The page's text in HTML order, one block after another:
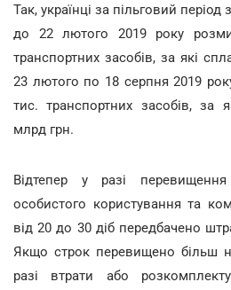
Так, українці за пільговий
до 22 лютого 2019 року
транспортних засобів, за які
23 лютого по 18 серпня 2019
тис. транспортних засобів, за
млрд грн.
Відтепер у разі
особистого користування та
від 20 до 30 діб передбачено
Якщо строк перевищено більш
разі втрати або